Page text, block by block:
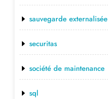
sauvegarde externalisée
securitas
société de maintenance
sql